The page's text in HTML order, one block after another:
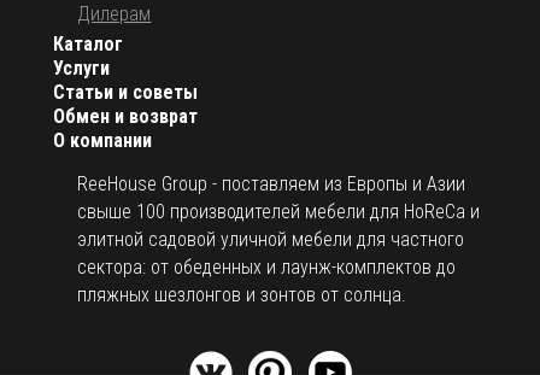
О компании
ReeHouse Group - поставляем из Европы и Азии
свыше 100 производителей мебели для HoReCa и
элитной садовой уличной мебели для частного
сектора: от обеденных и лаунж-комплектов до
пляжных шезлонгов и зонтов от солнца.
Каталог
Услуги
Статьи и советы
Обмен и возврат
Дилерам